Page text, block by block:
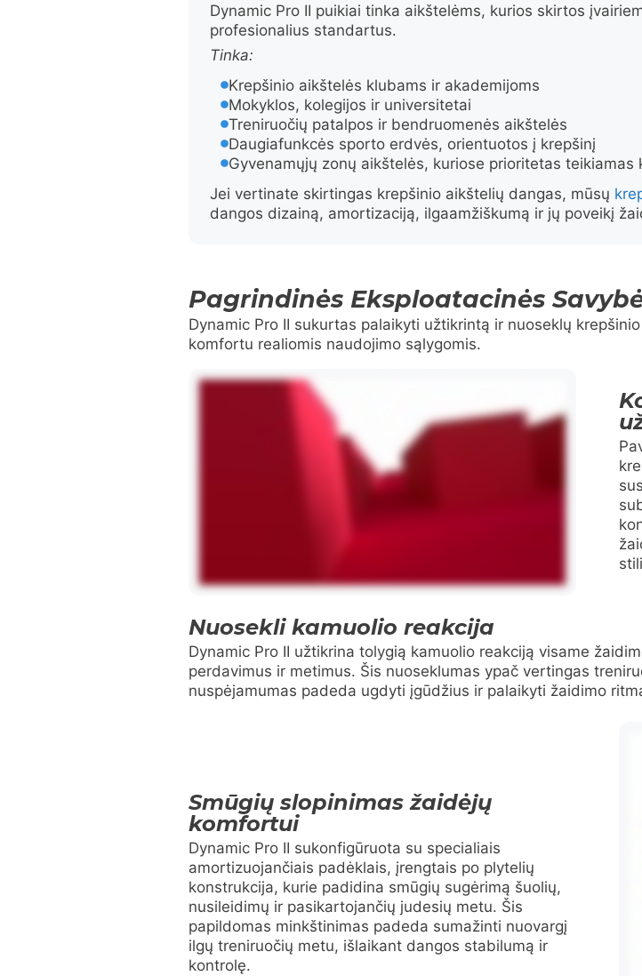
Dynamic Pro II puikiai tinka aikštelėms, kurios skirtos
profesionalius standartus.
Tinka:
Krepšinio aikštelės klubams ir akademijoms
Mokyklos, kolegijos ir universitetai
Treniruočių patalpos ir bendruomenės aikštelės
Daugiafunkcės sporto erdvės, orientuotos į krepšinį
Gyvenamųjų zonų aikštelės, kuriose prioritetas teikiamas
Jei vertinate skirtingas krepšinio aikštelių dangas, mūsų
dangos dizainą, amortizaciją, ilgaamžiškumą ir jų poveikį
Pagrindinės Eksploatacinės
Dynamic Pro II sukurtas palaikyti užtikrintą ir nuoseklų
komfortu realiomis naudojimo sąlygomis.
Nuosekli kamuolio reakcija
Dynamic Pro II užtikrina tolygią kamuolio reakciją visame
perdavimus ir metimus. Šis nuoseklumas ypač vertingas
nuspėjamumas padeda ugdyti įgūdžius ir palaikyti žaidimo
Smūgių slopinimas žaidėjų
komfortui
Dynamic Pro II sukonfigūruota su specialiais
amortizuojančiais padėklais, įrengtais po plytelių
konstrukcija, kurie padidina smūgių sugėrimą šuolių,
nusileidimų ir pasikartojančių judesių metu. Šis
papildomas minkštinimas padeda sumažinti nuovargį
ilgų treniruočių metu, išlaikant dangos stabilumą ir
kontrolę.